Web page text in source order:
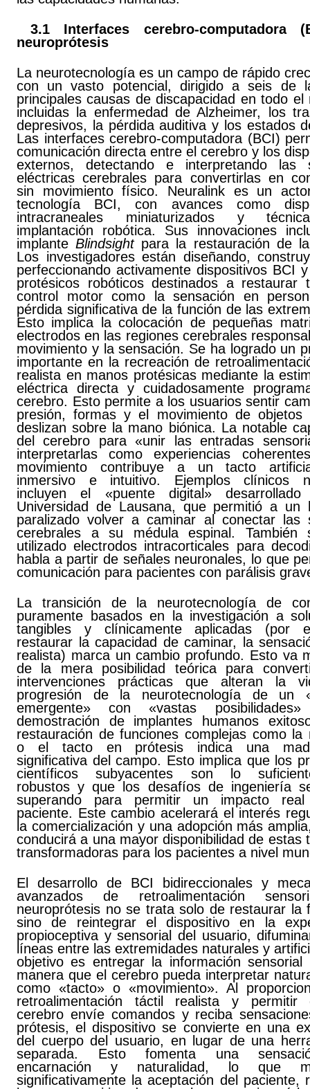
3.1 Interfaces cerebro-computadora
neuroprótesis
La neurotecnología es un campo de rápido
con un vasto potencial, dirigido a seis de
principales causas de discapacidad en todo el
incluidas la enfermedad de Alzheimer, los
depresivos, la pérdida auditiva y los estados
Las interfaces cerebro-computadora (BCI)
comunicación directa entre el cerebro y los
externos, detectando e interpretando las
eléctricas cerebrales para convertirlas en
sin movimiento físico. Neuralink es un
tecnología BCI, con avances como
intracraneales miniaturizados y
implantación robótica. Sus innovaciones
implanteBlindsightpara la restauración de
Los investigadores están diseñando,
perfeccionando activamente dispositivos BCI
protésicos robóticos destinados a restaurar
control motor como la sensación en
pérdida significativa de la función de las
Esto implica la colocación de pequeñas
electrodos en las regiones cerebrales
movimiento y la sensación. Se ha logrado un
importante en la recreación de
realista en manos protésicas mediante la
eléctrica directa y cuidadosamente
cerebro. Esto permite a los usuarios sentir
presión, formas y el movimiento de objetos
deslizan sobre la mano biónica. La notable
del cerebro para «unir las entradas
interpretarlas como experiencias
movimiento contribuye a un tacto
inmersivo e intuitivo. Ejemplos clínicos
incluyen el «puente digital»
Universidad de Lausana, que permitió a un
paralizado volver a caminar al conectar las
cerebrales a su médula espinal. También
utilizado electrodos intracorticales para
habla a partir de señales neuronales, lo que
comunicación para pacientes con parálisis
La transición de la neurotecnología de
puramente basados en la investigación a
tangibles y clínicamente aplicadas (por
restaurar la capacidad de caminar, la
realista) marca un cambio profundo. Esto va
de la mera posibilidad teórica para
intervenciones prácticas que alteran la
progresión de la neurotecnología de un
emergente» con «vastas
demostración de implantes humanos
restauración de funciones complejas como la
o el tacto en prótesis indica una
significativa del campo. Esto implica que los
científicos subyacentes son lo
robustos y que los desafíos de ingeniería
superando para permitir un impacto
paciente. Este cambio acelerará el interés
la comercialización y una adopción más
conducirá a una mayor disponibilidad de estas
transformadoras para los pacientes a nivel
El desarrollo de BCI bidireccionales y
avanzados de retroalimentación
neuroprótesis no se trata solo de restaurar la
sino de reintegrar el dispositivo en la
propioceptiva y sensorial del usuario,
líneas entre las extremidades naturales y
objetivo es entregar la información sensorial
manera que el cerebro pueda interpretar
como «tacto» o «movimiento». Al
retroalimentación táctil realista y
cerebro envíe comandos y reciba
prótesis, el dispositivo se convierte en una
del cuerpo del usuario, en lugar de una
separada. Esto fomenta una
encarnación y naturalidad, lo que
significativamente la aceptación del paciente,